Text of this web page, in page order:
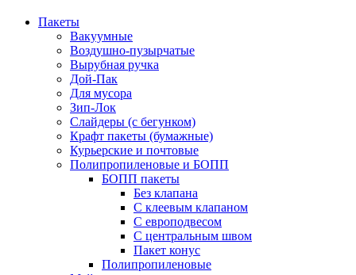
Пакеты
Вакуумные
Воздушно-пузырчатые
Вырубная ручка
Дой-Пак
Для мусора
Зип-Лок
Слайдеры (с бегунком)
Крафт пакеты (бумажные)
Курьерские и почтовые
Полипропиленовые и БОПП
БОПП пакеты
Без клапана
С клеевым клапаном
С европодвесом
С центральным швом
Пакет конус
Полипропиленовые